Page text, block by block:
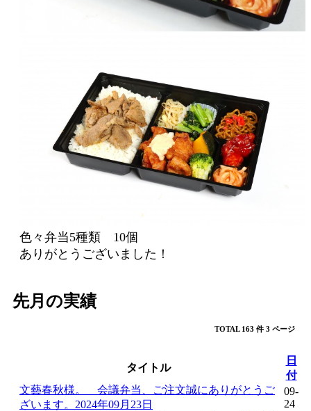
確
到着
まで
色々弁当5種類 10個
ありがとうございました！
先月の実績
TOTAL 163 件 3 ページ
タイトル
日
付
文藝春秋様。 会議弁当、ご注文誠にありがとうご
ざいます。2024年09月23日
09-
24